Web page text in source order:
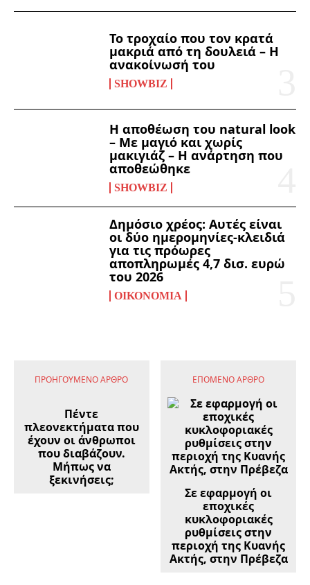
Το τροχαίο που τον κρατά
μακριά από τη δουλειά – Η
ανακοίνωσή του
SHOWBIZ
Η αποθέωση του natural look
– Με μαγιό και χωρίς
μακιγιάζ – Η ανάρτηση που
αποθεώθηκε
SHOWBIZ
Δημόσιο χρέος: Αυτές είναι
οι δύο ημερομηνίες-κλειδιά
για τις πρόωρες
αποπληρωμές 4,7 δισ. ευρώ
του 2026
ΟΙΚΟΝΟΜΊΑ
ΠΡΟΗΓΟΎΜΕΝΟ ΆΡΘΡΟ
Πέντε
πλεονεκτήματα που
έχουν οι άνθρωποι
που διαβάζουν.
Μήπως να
ξεκινήσεις;
ΕΠΌΜΕΝΟ ΆΡΘΡΟ
Σε εφαρμογή οι
εποχικές
κυκλοφοριακές
ρυθμίσεις στην
περιοχή της Κυανής
Ακτής, στην Πρέβεζα